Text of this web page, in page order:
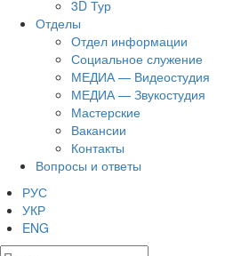
3D Тур
Отделы
Отдел информации
Социальное служение
МЕДИА — Видеостудия
МЕДИА — Звукостудия
Мастерские
Вакансии
Контакты
Вопросы и ответы
РУС
УКР
ENG